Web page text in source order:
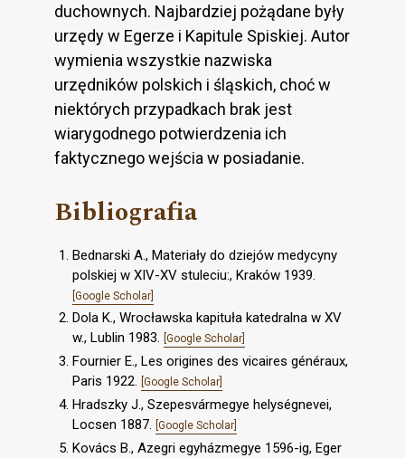
duchownych. Najbardziej pożądane były
urzędy w Egerze i Kapitule Spiskiej. Autor
wymienia wszystkie nazwiska
urzędników polskich i śląskich, choć w
niektórych przypadkach brak jest
wiarygodnego potwierdzenia ich
faktycznego wejścia w posiadanie.
Bibliografia
Bednarski A., Materiały do dziejów medycyny
polskiej w XIV-XV stuleciu:, Kraków 1939.
[Google Scholar]
Dola K., Wrocławska kapituła katedralna w XV
w., Lublin 1983. [Google Scholar]
Fournier E., Les origines des vicaires généraux,
Paris 1922. [Google Scholar]
Hradszky J., Szepesvármegye helységnevei,
Locsen 1887. [Google Scholar]
Kovács B., Azegri egyházmegye 1596-ig, Eger